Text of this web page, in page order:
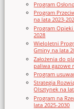
Program
Program
na lata 2023-
Program
2028
Wieloletni
Gminy na lata
Założenia do
paliwa gazowe
Program
Strategia
Olsztynek na
Program na
lata 2025-2030